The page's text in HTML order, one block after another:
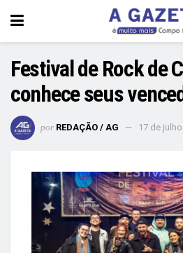
Festival de Rock de
conhece seus
por REDAÇÃO / AG 17 de